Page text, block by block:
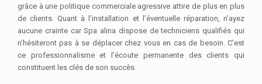
grâce à une politique commerciale agressive attire de plus en plus
de clients. Quant à l’installation et l’éventuelle réparation, n’ayez
aucune crainte car Spa alina dispose de techniciens qualifiés qui
n’hésiteront pas à se déplacer chez vous en cas de besoin. C’est
ce professionnalisme et l’écoute permanente des clients qui
constituent les clés de son succès.